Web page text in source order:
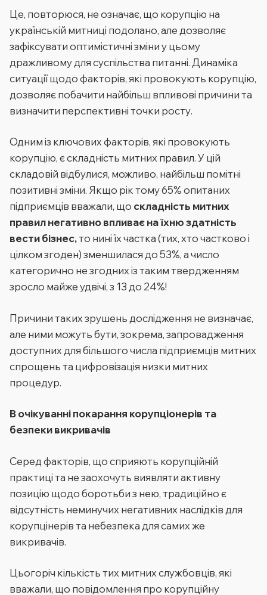
Це, повторюся, не означає, що корупцію на
українській митниці подолано, але дозволяє
зафіксувати оптимістичні зміни у цьому
дражливому для суспільства питанні. Динаміка
ситуації щодо факторів, які провокують корупцію,
дозволяє побачити найбільш впливові причини та
визначити перспективні точки росту.
Одним із ключових факторів, які провокують
корупцію, є складність митних правил. У цій
складовій відбулися, можливо, найбільш помітні
позитивні зміни. Якщо рік тому 65% опитаних
підприємців вважали, що складність митних
правил негативно впливає на їхню здатність
вести бізнес,то нині їх частка (тих, хто частково і
цілком згоден) зменшилася до 53%, а число
категорично не згодних із таким твердженням
зросло майже удвічі, з 13 до 24%!
Причини таких зрушень дослідження не визначає,
але ними можуть бути, зокрема, запровадження
доступних для більшого числа підприємців митних
спрощень та цифровізація низки митних
процедур.
В очікуванні покарання корупціонерів та
безпеки викривачів
Серед факторів, що сприяють корупційній
практиці та не заохочуть виявляти активну
позицію щодо боротьби з нею, традиційно є
відсутність неминучих негативних наслідків для
корупцінерів та небезпека для самих же
викривачів.
Цьогоріч кількість тих митних службовців, які
вважали, що повідомлення про корупційну